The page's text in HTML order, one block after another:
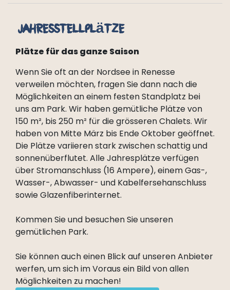
Jahresstellplätze
Plätze für das ganze Saison
Wenn Sie oft an der Nordsee in Renesse
verweilen möchten, fragen Sie dann nach die
Möglichkeiten an einem festen Standplatz bei
uns am Park. Wir haben gemütliche Plätze von
150 m², bis 250 m² für die grösseren Chalets. Wir
haben von Mitte März bis Ende Oktober geöffnet.
Die Plätze variieren stark zwischen schattig und
sonnenüberflutet. Alle Jahresplätze verfügen
über Stromanschluss (16 Ampere), einem Gas-,
Wasser-, Abwasser- und Kabelfersehanschluss
sowie Glazenfiberinternet.
Kommen Sie und besuchen Sie unseren
gemütlichen Park.
Sie können auch einen Blick auf unseren Anbieter
werfen, um sich im Voraus ein Bild von allen
Möglichkeiten zu machen!